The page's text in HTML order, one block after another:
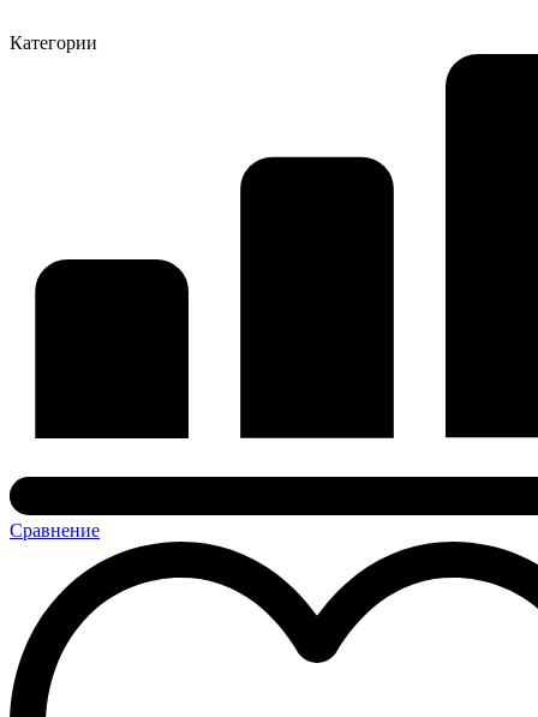
Категории
Сравнение